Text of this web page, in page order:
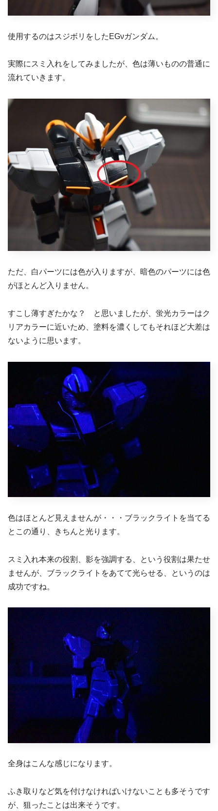
使用するのはスジボリをしたEGνガンダム。
実際にスミ入れをしてみましたが、色は薄いものの普通に
流れていきます。
ただ、白パーツには色が入りますが、暗色のパーツには色
がほとんど入りません。
すこし薄すぎたかな？ と思いましたが、蛍光カラーはク
リアカラーに近いため、塗料を濃くしてもそれほど大差は
ないように思います。
色はほとんど見えませんが・・・ブラックライトを当てる
とこの通り、きちんと光ります。
スミ入れ本来の役割、影を強調する、という役割は果たせ
ませんが、ブラックライトをあてて光らせる、というのは
成功ですね。
全身はこんな感じになります。
ふき取りなど気を付けなければいけないことも多そうです
が、狙ったことは出来そうです。